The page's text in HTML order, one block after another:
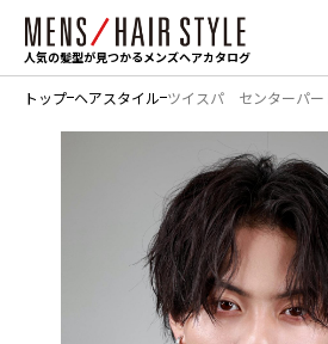
人気の髪型が見つかるメンズヘアカタログ
トップ ヘアスタイル ツイスパ センターパー